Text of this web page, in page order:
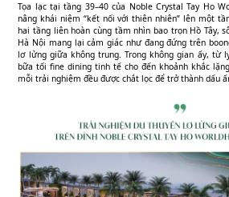
Tọa lạc tại tầng 39–40 của Noble Crystal Tay Ho
nâng khái niệm “kết nối với thiên nhiên” lên một
hai tầng liên hoàn cùng tầm nhìn bao trọn Hồ Tây,
Hà Nội mang lại cảm giác như đang đứng trên
lơ lửng giữa không trung. Trong không gian ấy, từ
bữa tối fine dining tinh tế cho đến khoảnh khắc
mỗi trải nghiệm đều được chắt lọc để trở thành dấu